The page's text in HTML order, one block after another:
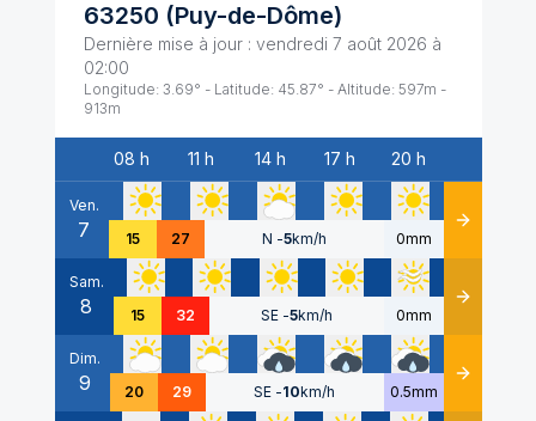
63250 (Puy-de-Dôme)
Dernière mise à jour : vendredi 7 août 2026 à
02:00
Longitude: 3.69° - Latitude: 45.87° - Altitude: 597m -
913m
Date
08 h 11 h 14 h 17 h 20 h
Ven.
7 15 27 N -5km/h 0mm Détails
Sam.
8 15 32 SE -5km/h 0mm Détails
Dim.
9 20 29 SE -10km/h 0.5mm Détails